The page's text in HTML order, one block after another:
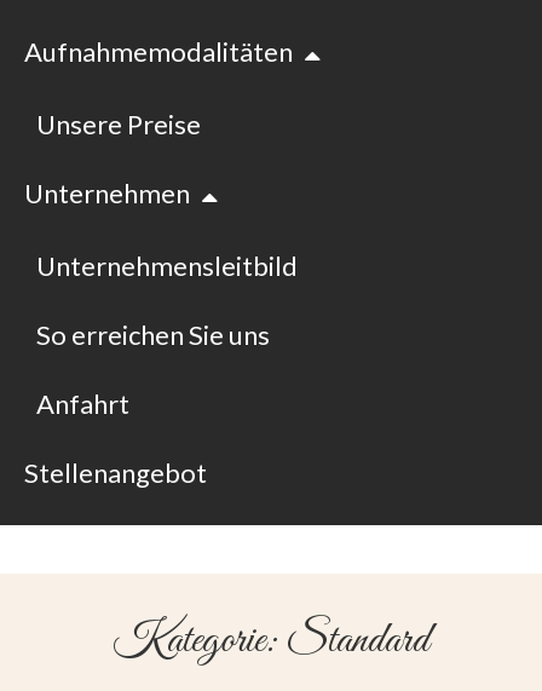
Aufnahmemodalitäten
Unsere Preise
Unternehmen
Unternehmensleitbild
So erreichen Sie uns
Anfahrt
Stellenangebot
Kategorie: Standard